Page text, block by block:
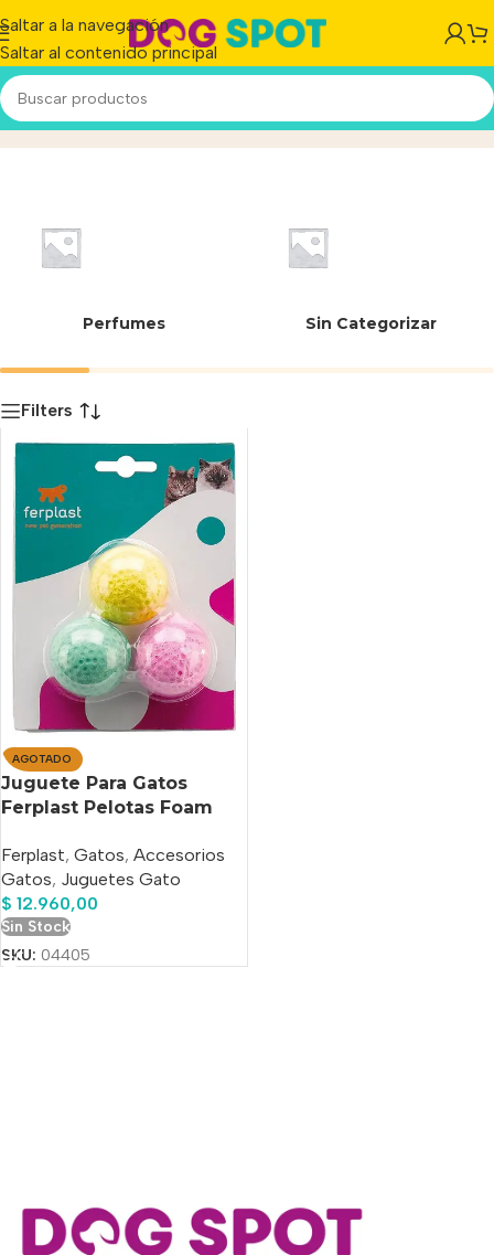
Saltar a la navegación
Saltar al contenido principal
04405Inicio/Producto
Perfumes Sin Categorizar
Filters
AGOTADO
Juguete Para Gatos
Ferplast Pelotas Foam
Ferplast, Gatos, Accesorios
Gatos, Juguetes Gato
$ 12.960,00
Sin Stock
SKU: 04405